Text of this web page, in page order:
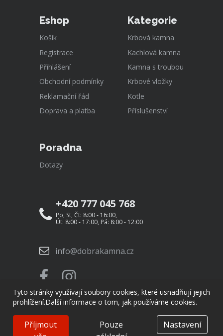
Eshop
Košík
Registrace
Přihlášení
Obchodní podmínky
Reklamační řád
Doprava a platba
Kategorie
Krbová kamna
Kachlová kamna
Kamna s troubou
Krbové vložky
Kotle
Příslušenství
Poradna
Dotazy
+420 777 045 768
Po, St, Čt: 8:00 - 16:00,
Út: 8:00 - 17:00, Pá: 8:00 - 12:00
info@dobrakamna.cz
© Copyright 2026 DobráKamna.cz
Created by
Tyto stránky využívají soubory cookies, které usnadňují jejich
prohlížení.Další informace o tom, jak používáme cookies.
Příjmout
Pouze
Nastavení